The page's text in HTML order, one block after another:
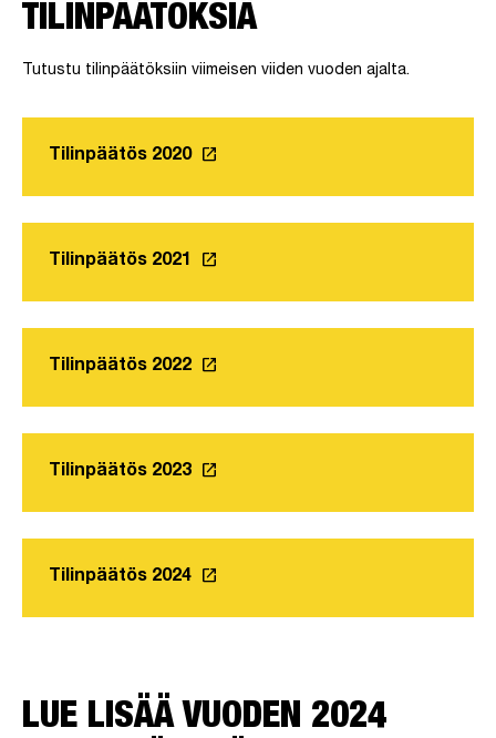
TILINPÄÄTÖKSIÄ
Tutustu tilinpäätöksiin viimeisen viiden vuoden ajalta.
Tilinpäätös 2020 Linkki avautuu uuteen välilehteen
launch
Tilinpäätös 2021 Linkki avautuu uuteen välilehteen
launch
Tilinpäätös 2022 Linkki avautuu uuteen välilehteen
launch
Tilinpäätös 2023 launch
Tilinpäätös 2024 Linkki avautuu uuteen välilehteen
launch
LUE LISÄÄ VUODEN 2024